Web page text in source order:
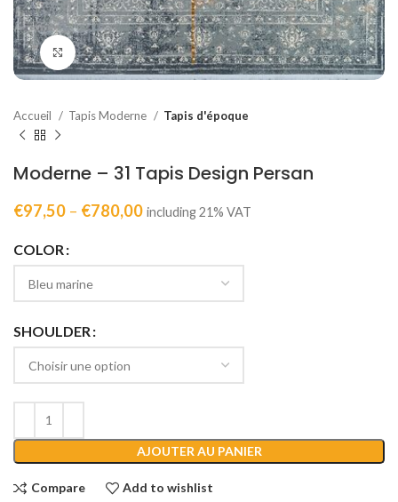
Click to enlarge
Accueil Tapis Moderne Tapis d'époque
Moderne – 31 Tapis Design Persan
€97,50 – €780,00 including 21% VAT
COLOR
SHOULDER
AJOUTER AU PANIER
Compare Add to wishlist